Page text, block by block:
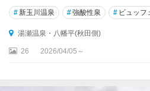
頭
温
泉
瀬
#新玉川温泉 #強酸性泉 # ビュッフ
湯瀬温泉・八幡平(秋田側)
26 2026/04/05～